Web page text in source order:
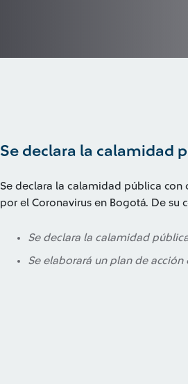
Se declara la calamidad
Se declara la calamidad pública
por el Coronavirus en Bogotá. De su
Se declara la calamidad
Se elaborará un plan de